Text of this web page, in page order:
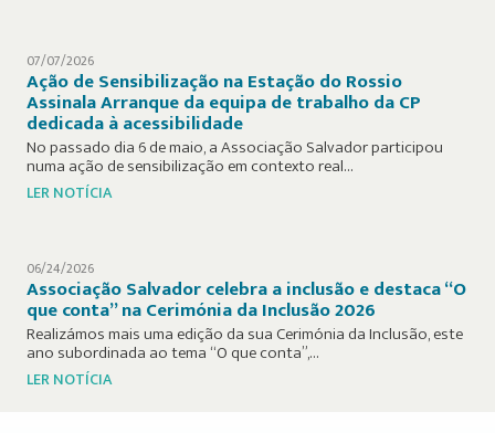
07/07/2026
Ação de Sensibilização na Estação do Rossio
Assinala Arranque da equipa de trabalho da CP
dedicada à acessibilidade
No passado dia 6 de maio, a Associação Salvador participou
numa ação de sensibilização em contexto real…
LER NOTÍCIA
06/24/2026
Associação Salvador celebra a inclusão e destaca “O
que conta” na Cerimónia da Inclusão 2026
Realizámos mais uma edição da sua Cerimónia da Inclusão, este
ano subordinada ao tema “O que conta”,…
LER NOTÍCIA